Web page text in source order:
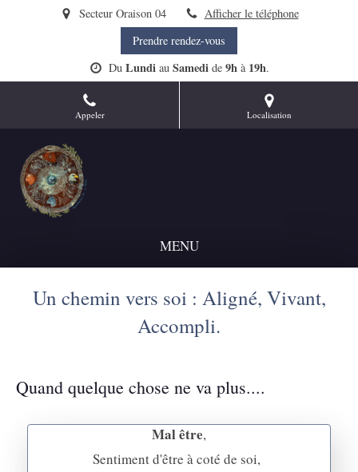
Secteur Oraison 04
Afficher le téléphone
Prendre rendez-vous
Du Lundiau Samedide 9hà 19h.
Appeler Localisation
MENU
Un chemin vers soi : Aligné, Vivant,
Accompli.
Quand quelque chose ne va plus....
Mal être,
Sentiment d'être à coté de soi,